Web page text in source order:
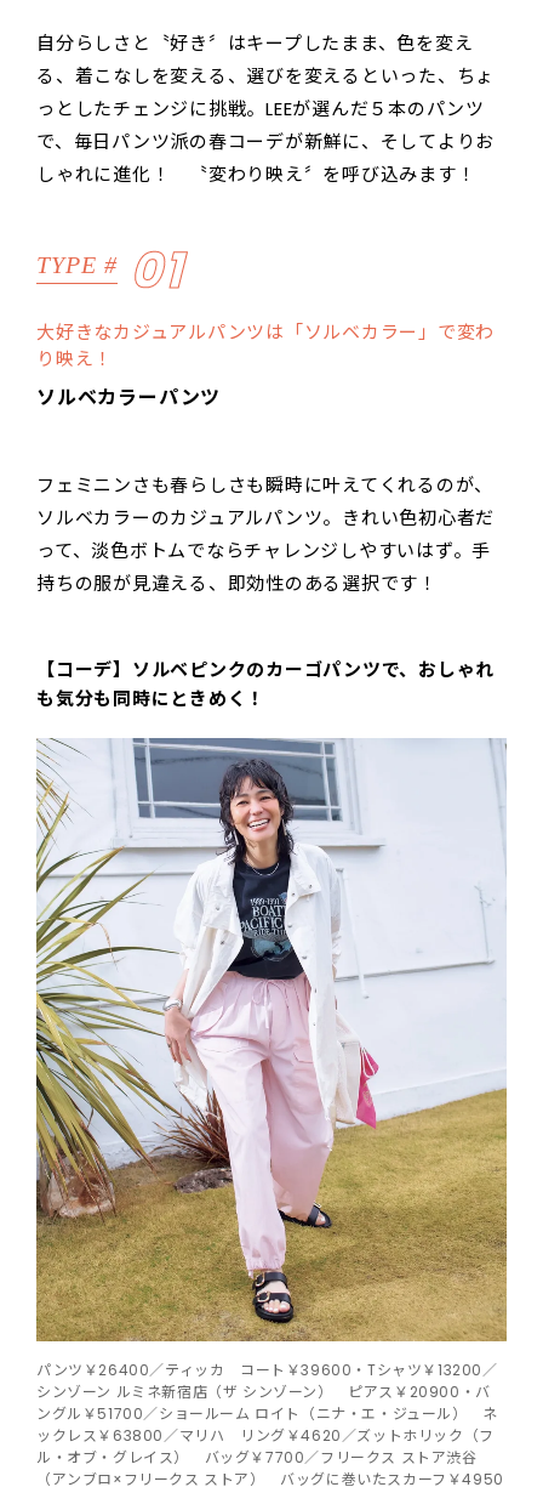
自分らしさと〝好き〞はキープしたまま、色を変え
る、着こなしを変える、選びを変えるといった、ちょ
っとしたチェンジに挑戦。LEEが選んだ５本のパンツ
で、毎日パンツ派の春コーデが新鮮に、そしてよりお
しゃれに進化！ 〝変わり映え〞を呼び込みます！
TYPE # 01
大好きなカジュアルパンツは「ソルベカラー」で変わ
り映え！
ソルベカラーパンツ
フェミニンさも春らしさも瞬時に叶えてくれるのが、
ソルベカラーのカジュアルパンツ。きれい色初心者だ
って、淡色ボトムでならチャレンジしやすいはず。手
持ちの服が見違える、即効性のある選択です！
【コーデ】ソルベピンクのカーゴパンツで、おしゃれ
も気分も同時にときめく！
パンツ￥26400／ティッカ コート￥39600・Tシャツ￥13200／
シンゾーン ルミネ新宿店（ザ シンゾーン） ピアス￥20900・バ
ングル￥51700／ショールーム ロイト（ニナ・エ・ジュール） ネ
ックレス￥63800／マリハ リング￥4620／ズットホリック（フ
ル・オブ・グレイス） バッグ￥7700／フリークス ストア渋谷
（アンブロ×フリークス ストア） バッグに巻いたスカーフ￥4950